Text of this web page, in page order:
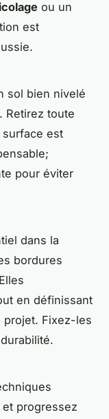
ou un
est
sol bien nivelé
. Retirez toute
est
pour éviter
dans la
bordures
en définissant
projet. Fixez-les
progressez